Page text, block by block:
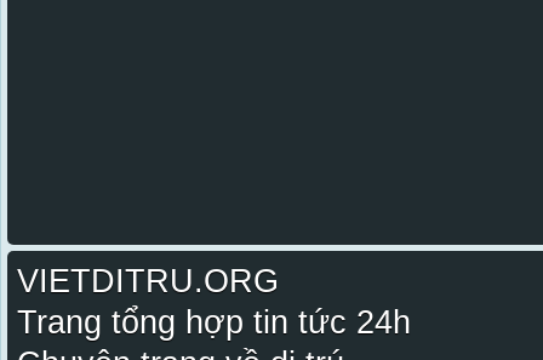
VIETDITRU.ORG
Trang tổng hợp tin tức 24h